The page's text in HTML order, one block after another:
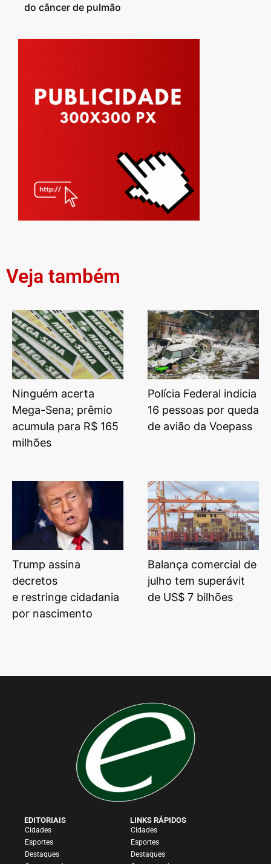
do câncer de pulmão
Veja também
Ninguém acerta
Mega-Sena; prêmio
acumula para R$ 165
milhões
Polícia Federal indicia
16 pessoas por queda
de avião da Voepass
Trump assina
decretos
e restringe cidadania
por nascimento
Balança comercial de
julho tem superávit
de US$ 7 bilhões
EDITORIAIS
Cidades
Esportes
Destaques
LINKS RÁPIDOS
Cidades
Esportes
Destaques